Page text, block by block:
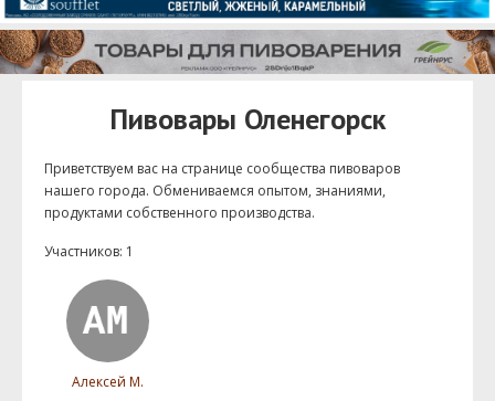
Пивовары Оленегорск
Приветствуем ваc на странице сообщества пивоваров
нашего города. Обмениваемся опытом, знаниями,
продуктами собственного производства.
Участников: 1
Алексей М.